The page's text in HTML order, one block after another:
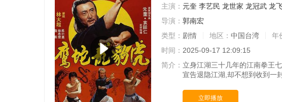
主演： 元奎 李艺民 龙世家 龙冠武 龙
导演： 郭南宏
类型： 剧情 地区： 中国台湾 年
时间： 2025-09-17 12:09:15
简介： 立身江湖三十几年的江南拳王
宣告退隐江湖,却不想到收到一
立即播放